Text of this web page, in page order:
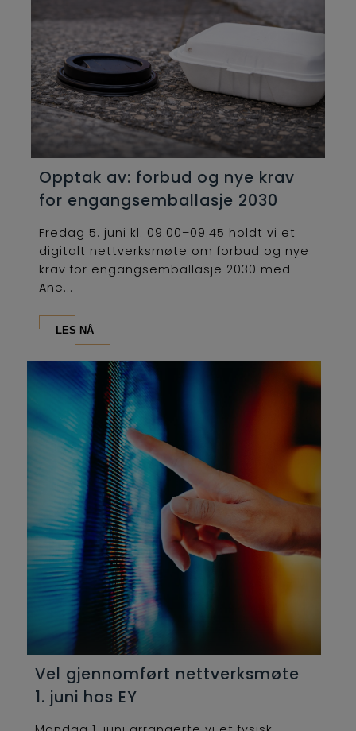
Opptak av: forbud og nye krav
for engangsemballasje 2030
Fredag 5. juni kl. 09.00–09.45 holdt vi et
digitalt nettverksmøte om forbud og nye
krav for engangsemballasje 2030 med
Ane...
LES NÅ
Vel gjennomført nettverksmøte
1. juni hos EY